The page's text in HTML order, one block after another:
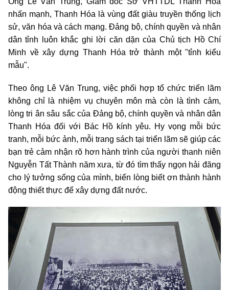
nhấn mạnh, Thanh Hóa là vùng đất giàu truyền thống lịch
sử, văn hóa và cách mạng. Đảng bộ, chính quyền và nhân
dân tỉnh luôn khắc ghi lời căn dặn của Chủ tịch Hồ Chí
Minh về xây dựng Thanh Hóa trở thành một "tỉnh kiểu
mẫu".
Theo ông Lê Văn Trung, việc phối hợp tổ chức triển lãm
không chỉ là nhiệm vụ chuyên môn mà còn là tình cảm,
lòng tri ân sâu sắc của Đảng bộ, chính quyền và nhân dân
Thanh Hóa đối với Bác Hồ kính yêu. Hy vọng mỗi bức
tranh, mỗi bức ảnh, mỗi trang sách tại triển lãm sẽ giúp các
bạn trẻ cảm nhận rõ hơn hành trình của người thanh niên
Nguyễn Tất Thành năm xưa, từ đó tìm thấy ngọn hải đăng
cho lý tưởng sống của mình, biến lòng biết ơn thành hành
động thiết thực để xây dựng đất nước.